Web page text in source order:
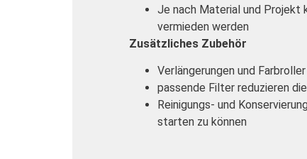
Je nach Material und Projekt
vermieden werden
Zusätzliches Zubehör
Verlängerungen und
passende Filter reduzieren
Reinigungs- und
starten zu können